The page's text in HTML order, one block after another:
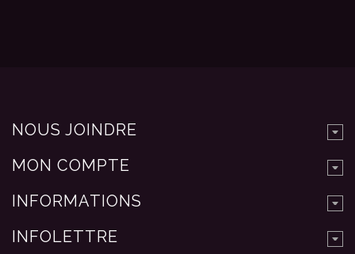
NOUS JOINDRE
MON COMPTE
INFORMATIONS
INFOLETTRE